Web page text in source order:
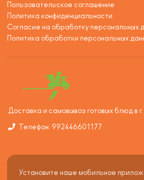
Пользовательское соглашение
Политика конфиденциальности
Согласие на обработку персональных
Политика обработки персональных
Доставка и самовывоз готовых блюд в
Телефон: 992446601177
Установите наше мобильное